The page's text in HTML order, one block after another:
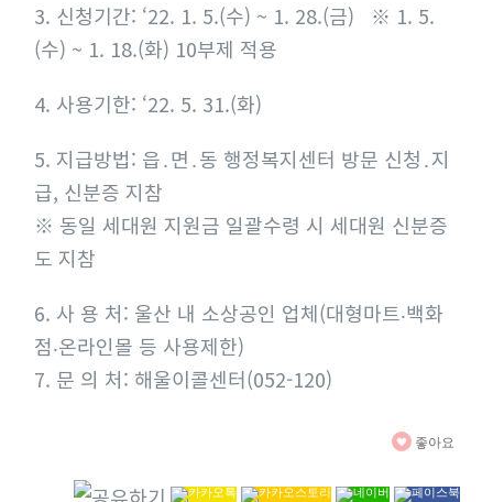
g
e
3. 신청기간: ‘22. 1. 5.(수) ~ 1. 28.(금) ※ 1. 5.
(수) ~ 1. 18.(화) 10부제 적용
4. 사용기한: ‘22. 5. 31.(화)
5. 지급방법: 읍․면․동 행정복지센터 방문 신청․지
급, 신분증 지참
※ 동일 세대원 지원금 일괄수령 시 세대원 신분증
도 지참
6. 사 용 처: 울산 내 소상공인 업체(대형마트‧백화
점‧온라인몰 등 사용제한)
7. 문 의 처: 해울이콜센터(052-120)
좋아요